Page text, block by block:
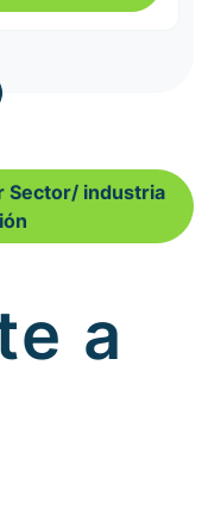
Sector/ industria
a